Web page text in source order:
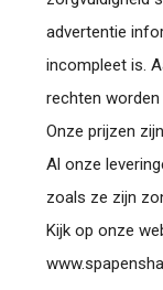
advertentie
incompleet is.
rechten worden
Onze prijzen
Al onze
zoals ze zijn
Kijk op onze